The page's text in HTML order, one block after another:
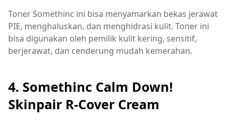
Toner Somethinc ini bisa menyamarkan bekas jerawat
PIE, menghaluskan, dan menghidrasi kulit. Toner ini
bisa digunakan oleh pemilik kulit kering, sensitif,
berjerawat, dan cenderung mudah kemerahan.
4. Somethinc Calm Down!
Skinpair R-Cover Cream